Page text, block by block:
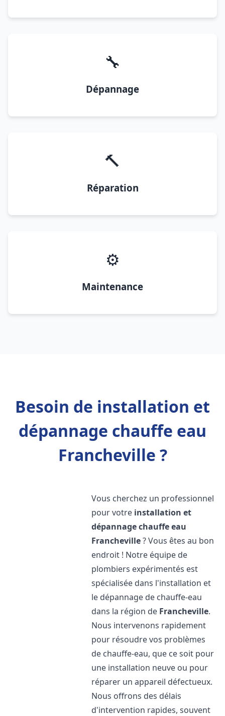
🔧
Dépannage
🔨
Réparation
⚙️
Maintenance
Besoin de installation et
dépannage chauffe eau
Francheville ?
Vous cherchez un professionnel
pour votre installation et
dépannage chauffe eau
Francheville? Vous êtes au bon
endroit ! Notre équipe de
plombiers expérimentés est
spécialisée dans l'installation et
le dépannage de chauffe-eau
dans la région de Francheville.
Nous intervenons rapidement
pour résoudre vos problèmes
de chauffe-eau, que ce soit pour
une installation neuve ou pour
réparer un appareil défectueux.
Nous offrons des délais
d'intervention rapides, souvent